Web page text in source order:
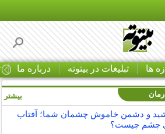
ها تبلیغات در بیتوته درباره ما
و دشمن خاموش چشمان شما؛ آفتاب
چشم چیست؟
بیشتر